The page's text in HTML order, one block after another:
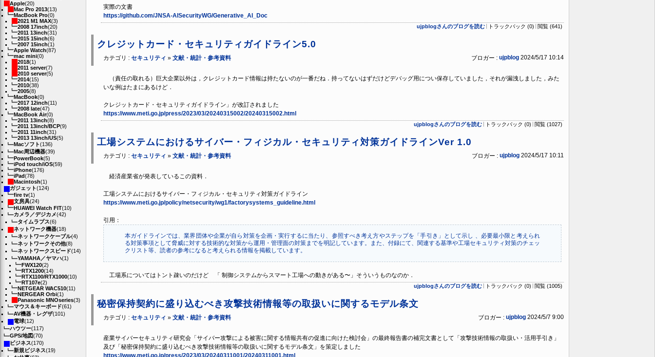
Apple(20)
Mac Pro 2013(13)
MacBook Pro(0)
2021 M1 MAX(3)
2008 17inch(20)
2011 13inch(31)
2015 15inch(6)
2007 15inch(1)
Apple Watch(87)
mac mini(0)
2018(1)
2011 server(7)
2010 server(5)
2014(15)
2010(38)
2005(8)
MacBook(0)
2017 12inch(11)
2008 late(47)
MacBook Air(0)
2011 13inch(8)
2011 13inch/BCP(9)
2011 11inch(31)
2013 13inch/US(5)
Macソフト(136)
Mac周辺機器(39)
PowerBook(5)
iPod touch/iOS(59)
iPhone(176)
iPad(78)
Macintosh(1)
ガジェット(124)
fire tv(1)
文房具(24)
HUAWEI Watch FIT(10)
カメラ／デジカメ(42)
タイムラプス(6)
ネットワーク機器(18)
ネットワークケーブル(4)
ネットワークその他(8)
ネットワークスピード(14)
YAMAHA／ヤマハ(1)
FWX120(2)
RTX1200(14)
RTX1100/RTX1000(10)
RT107e(2)
NETGEAR WAC510(11)
NERGEAR Orbi(1)
Panasonic MNOseries(3)
マウス＆キーボード(61)
AV機器・レグザ(101)
電球(12)
ハウツー(117)
GPS/地図(70)
ビジネス(170)
新規ビジネス(19)
実際の文書
https://github.com/JNSA-AISecurityWG/Generative_AI_Doc
ujpblogさんのブログを読む トラックバック (0) 閲覧 (641)
クレジットカード・セキュリティガイドライン5.0
カテゴリ : セキュリティ » 文献・統計・参考資料 ブロガー : ujpblog 2024/5/17 10:14
（責任の取れる）巨大企業以外は，クレジットカード情報は持たないのが一番だね．持ってないはずだけどデバッグ用につい保存していました，それが漏洩しました，みた
いな例はたまにあるけど．
クレジットカード・セキュリティガイドライン」が改訂されました
https://www.meti.go.jp/press/2023/03/20240315002/20240315002.html
ujpblogさんのブログを読む トラックバック (0) 閲覧 (1027)
工場システムにおけるサイバー・フィジカル・セキュリティ対策ガイドラインVer 1.0
カテゴリ : セキュリティ » 文献・統計・参考資料 ブロガー : ujpblog 2024/5/17 10:11
経済産業省が発表しているこの資料．
工場システムにおけるサイバー・フィジカル・セキュリティ対策ガイドライン
https://www.meti.go.jp/policy/netsecurity/wg1/factorysystems_guideline.html
引用：
本ガイドラインでは、業界団体や企業が自ら対策を企画・実行するに当たり、参照すべき考え方やステップを「手引き」として示し 、必要最小限と考えられ
る対策事項として脅威に対する技術的な対策から運用・管理面の対策までを明記しています。また、付録にて、関連する基準や工場セキュリティ対策のチェッ
クリスト等、読者の参考になると考えられる情報を掲載しています。
工場系についてはトント疎いのだけど 「 制御システムからスマート⼯場への動きがある〜」そういうものなのか．
ujpblogさんのブログを読む トラックバック (0) 閲覧 (1005)
秘密保持契約に盛り込むべき攻撃技術情報等の取扱いに関するモデル条文
カテゴリ : セキュリティ » 文献・統計・参考資料 ブロガー : ujpblog 2024/5/7 9:00
産業サイバーセキュリティ研究会「サイバー攻撃による被害に関する情報共有の促進に向けた検討会」の最終報告書の補完文書として「攻撃技術情報の取扱い・活用手引き」
及び「秘密保持契約に盛り込むべき攻撃技術情報等の取扱いに関するモデル条文」を策定しました
https://www.meti.go.jp/press/2023/03/20240311001/20240311001.html